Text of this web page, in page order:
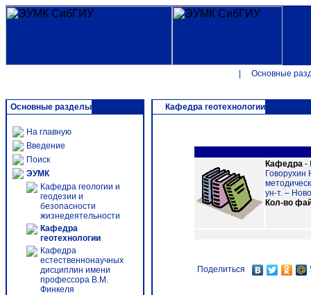
Основные
Основные разделы
На главную
Введение
Поиск
ЭУМК
Кафедра геологии и
геодезии и
безопасности
жизнедеятельности
Кафедра
геотехнологии
Кафедра
естественнонаучных
дисциплин имени
профессора В.М.
Финкеля
Кафедра геотехнологии
Кафедра -
ун-т. –
Кол-во
Поделиться